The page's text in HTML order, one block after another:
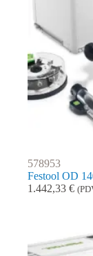
578953
Festool OD
1.442,33 €